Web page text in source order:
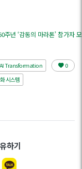
년 ‘감동의 마라톤’ 참가자
Transformation
시스템
0
하기